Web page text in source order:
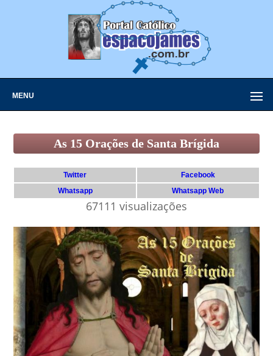
MENU
As 15 Orações de Santa Brígida
Twitter
Facebook
Whatsapp
Whatsapp Web
67111 visualizações